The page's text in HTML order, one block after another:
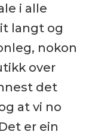
i alle
langt og
nokon
over
det
at vi no
er ein